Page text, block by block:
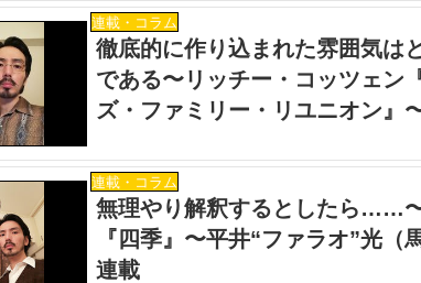
連載・コラム
徹底的に作り込まれた雰囲気は
である〜リッチー・コッツェン
ズ・ファミリー・リユニオン』
連載・コラム
無理やり解釈するとしたら……
『四季』〜平井“ファラオ”光（
連載